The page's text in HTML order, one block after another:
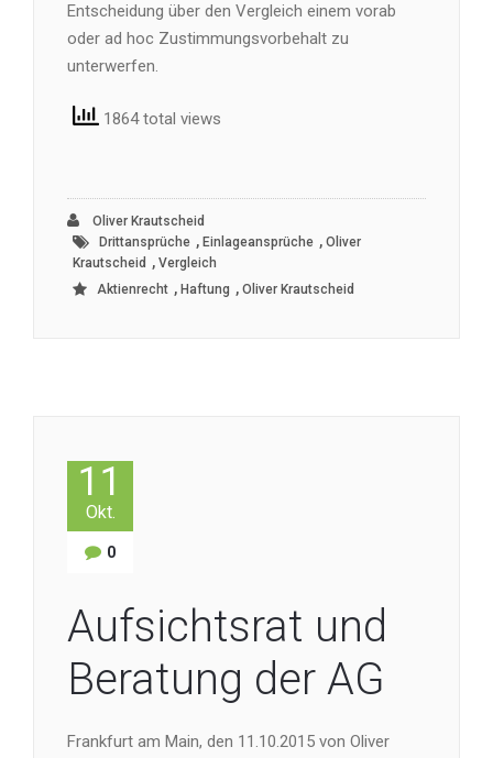
Entscheidung über den Vergleich einem vorab
oder ad hoc Zustimmungsvorbehalt zu
unterwerfen.
1864 total views
Oliver Krautscheid
Drittansprüche , Einlageansprüche , Oliver
Krautscheid , Vergleich
Aktienrecht , Haftung , Oliver Krautscheid
11
Okt.
0
Aufsichtsrat und
Beratung der AG
Frankfurt am Main, den 11.10.2015 von Oliver